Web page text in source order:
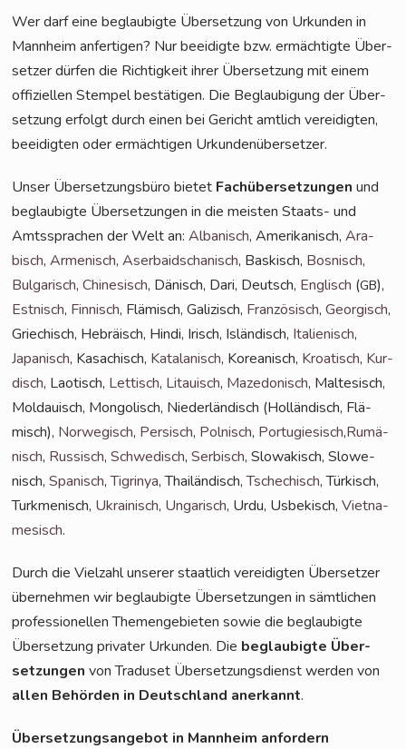
Wer darf eine beglau­big­te Über­set­zung von Urkun­den in
Mann­heim anfer­ti­gen? Nur beei­dig­te bzw. ermäch­tig­te Über­
set­zer dür­fen die Rich­tig­keit ihrer Über­set­zung mit einem
offi­zi­el­len Stem­pel bestä­ti­gen. Die Beglau­bi­gung der Über­
set­zung erfolgt durch einen bei Gericht amt­lich ver­ei­dig­ten,
beei­dig­ten oder ermäch­ti­gen Urkundenübersetzer.
Unser Über­set­zungs­bü­ro bie­tet Fach­über­set­zun­gen und
beglau­big­te Über­set­zun­gen in die meis­ten Staats- und
Amts­spra­chen der Welt an:Alba­nisch, Ame­ri­ka­nisch,Ara­
bisch,Arme­nisch,Aser­bai­dscha­nisch, Bas­kisch, Bos­nisch,
Bul­ga­risch,Chi­ne­sisch, Dänisch, Dari, Deutsch, Eng­lisch (GB),
Est­nisch, Fin­nisch, Flä­misch, Gali­zisch, Fran­zö­sisch,Geor­gisch,
Grie­chisch, Hebrä­isch, Hin­di, Irisch, Islän­disch, Ita­lie­nisch,
Japa­nisch, Kasa­chisch, Kata­la­nisch, Korea­nisch, Kroa­tisch, Kur­
disch, Lao­tisch, Let­tisch, Litau­isch, Maze­do­nisch, Mal­te­sisch,
Mol­dauisch, Mon­go­lisch, Nie­der­län­disch (Hol­län­disch, Flä­
misch), Nor­we­gisch, Per­sisch, Pol­nisch, Por­tu­gie­sisch,Rumä­
nisch, Rus­sisch,Schwe­disch,Ser­bisch, Slo­wa­kisch, Slo­we­
nisch,Spa­nisch,Tig­ri­nya, Thai­län­disch,Tsche­chisch, Tür­kisch,
Turk­me­ni­sch, Ukrai­nisch, Unga­risch, Urdu, Usbe­kisch,Viet­na­
me­sisch.
Durch die Viel­zahl unse­rer staat­lich ver­ei­dig­ten Über­set­zer
über­neh­men wir beglau­big­te Über­set­zun­gen in sämt­li­chen
pro­fes­sio­nel­len The­men­ge­bie­ten sowie die beglau­big­te
Über­set­zung pri­va­ter Urkun­den. Die beglau­big­te Über­
set­zun­gen von Tra­du­set Über­set­zungs­dienst wer­den von
allen Behör­den in Deutsch­land aner­kannt.
Über­set­zungs­an­ge­bot in Mann­heim anfordern